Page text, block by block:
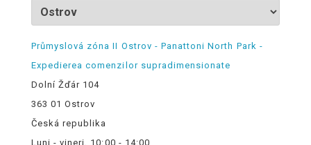
Průmyslová zóna II Ostrov - Panattoni North Park -
Expedierea comenzilor supradimensionate
Dolní Žďár 104
363 01 Ostrov
Česká republika
Luni - vineri, 10:00 - 14:00